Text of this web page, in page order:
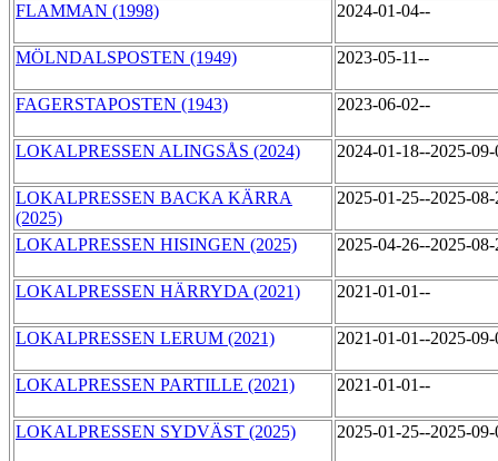
FLAMMAN (1998)
2024-01-04--
MÖLNDALSPOSTEN (1949) 2023-05-11--
FAGERSTAPOSTEN (1943) 2023-06-02--
LOKALPRESSEN ALINGSÅS (2024) 2024-01-18--2025-
LOKALPRESSEN BACKA KÄRRA
(2025)
2025-01-25--2025-
LOKALPRESSEN HISINGEN (2025) 2025-04-26--2025-
LOKALPRESSEN HÄRRYDA (2021) 2021-01-01--
LOKALPRESSEN LERUM (2021) 2021-01-01--2025-
LOKALPRESSEN PARTILLE (2021) 2021-01-01--
LOKALPRESSEN SYDVÄST (2025) 2025-01-25--2025-